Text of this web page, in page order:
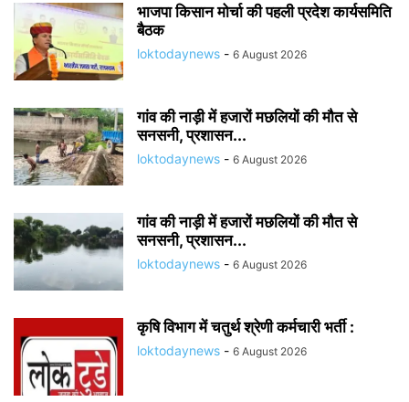
भाजपा किसान मोर्चा की पहली प्रदेश कार्यसमिति
बैठक
loktodaynews - 6 August 2026
गांव की नाड़ी में हजारों मछलियों की मौत से
सनसनी, प्रशासन...
loktodaynews - 6 August 2026
गांव की नाड़ी में हजारों मछलियों की मौत से
सनसनी, प्रशासन...
loktodaynews - 6 August 2026
कृषि विभाग में चतुर्थ श्रेणी कर्मचारी भर्ती :
loktodaynews - 6 August 2026